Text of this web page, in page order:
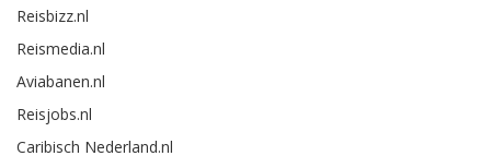
Reisbizz.nl
Reismedia.nl
Aviabanen.nl
Reisjobs.nl
Caribisch Nederland.nl